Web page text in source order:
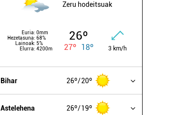
Zeru hodeitsuak
Euria: 0mm
Hezetasuna: 68%
Lainoak: 5%
Elurra: 4200m
26º
27º 18º 3 km/h
Bihar 26º 20º
Astelehena 26º 19º